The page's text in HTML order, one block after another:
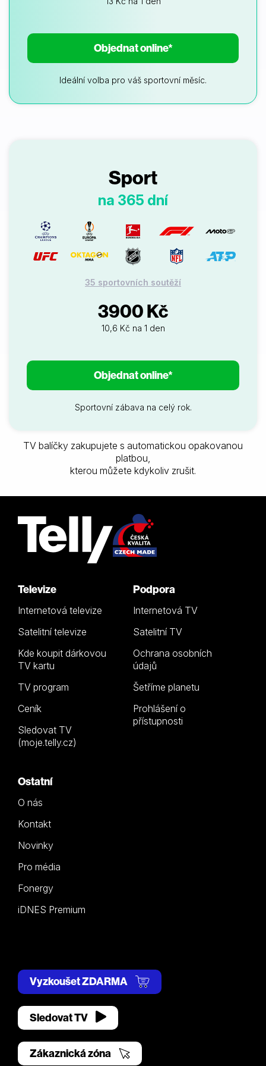
Objednat online*
Ideální volba pro váš sportovní měsíc.
Sport
na 365 dní
35 sportovních soutěží
3900 Kč
10,6 Kč na 1 den
Objednat online*
Sportovní zábava na celý rok.
TV balíčky zakupujete s automatickou opakovanou
platbou,
kterou můžete kdykoliv zrušit.
Televize
Internetová televize
Satelitní televize
Kde koupit dárkovou
TV kartu
TV program
Ceník
Sledovat TV
(moje.telly.cz)
Podpora
Internetová TV
Satelitní TV
Ochrana osobních
údajů
Šetříme planetu
Prohlášení o
přístupnosti
Ostatní
O nás
Kontakt
Novinky
Pro média
Fonergy
iDNES Premium
Vyzkoušet ZDARMA
Sledovat TV
Zákaznická zóna